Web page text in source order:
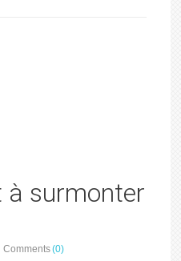
à surmonter
Comments(0)